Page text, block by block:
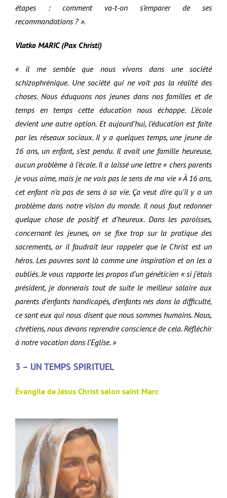
étapes : comment va-t-on s’emparer de ses
recommandations ? ».
Vlatko MARIC (Pax Christi)
« il me semble que nous vivons dans une société
schizophrénique. Une société qui ne voit pas la réalité des
choses. Nous éduquons nos jeunes dans nos familles et de
temps en temps cette éducation nous échappe. L’école
devient une autre option. Et aujourd’hui, l’éducation est faite
par les réseaux sociaux. Il y a quelques temps, une jeune de
16 ans, un enfant, s’est pendu. Il avait une famille heureuse,
aucun problème à l’école. Il a laissé une lettre « chers parents
je vous aime, mais je ne vois pas le sens de ma vie » À 16 ans,
cet enfant n’a pas de sens à sa vie. Ça veut dire qu’il y a un
problème dans notre vision du monde. Il nous faut redonner
quelque chose de positif et d’heureux. Dans les paroisses,
concernant les jeunes, on se fixe trop sur la pratique des
sacrements, or il faudrait leur rappeler que le Christ est un
héros. Les pauvres sont là comme une inspiration et on les a
oubliés. Je vous rapporte les propos d’un généticien « si j’étais
président, je donnerais tout de suite le meilleur salaire aux
parents d’enfants handicapés, d’enfants nés dans la difficulté,
ce sont eux qui nous disent que nous sommes humains. Nous,
chrétiens, nous devons reprendre conscience de cela. Réfléchir
à notre vocation dans l’Eglise. »
3 – UN TEMPS SPIRITUEL
Évangile de Jésus Christ selon saint Marc